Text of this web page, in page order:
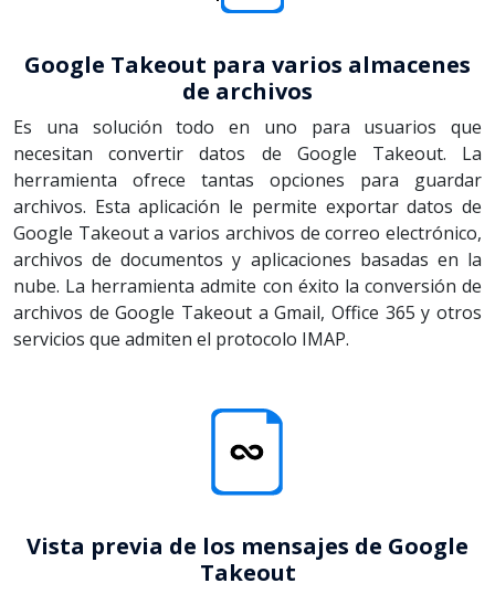
Google Takeout para varios almacenes
de archivos
Es una solución todo en uno para usuarios que
necesitan convertir datos de Google Takeout. La
herramienta ofrece tantas opciones para guardar
archivos. Esta aplicación le permite exportar datos de
Google Takeout a varios archivos de correo electrónico,
archivos de documentos y aplicaciones basadas en la
nube. La herramienta admite con éxito la conversión de
archivos de Google Takeout a Gmail, Office 365 y otros
servicios que admiten el protocolo IMAP.
Vista previa de los mensajes de Google
Takeout